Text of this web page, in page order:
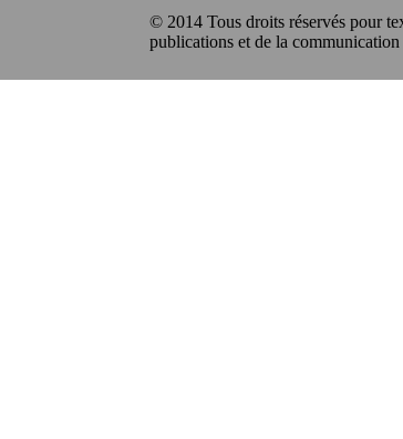
© 2014 Tous droits réservés pour
publications et de la communication